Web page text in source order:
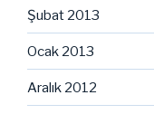
Şubat 2013
Ocak 2013
Aralık 2012